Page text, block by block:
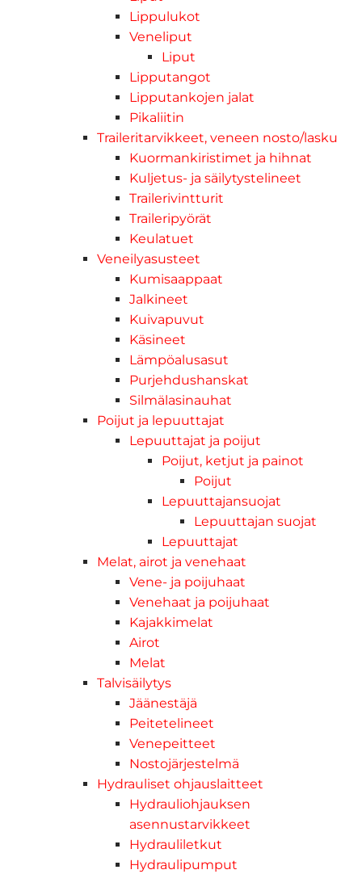
Lippulukot
Veneliput
Liput
Lipputangot
Lipputankojen jalat
Pikaliitin
Traileritarvikkeet, veneen nosto/lasku
Kuormankiristimet ja hihnat
Kuljetus- ja säilytystelineet
Trailerivintturit
Traileripyörät
Keulatuet
Veneilyasusteet
Kumisaappaat
Jalkineet
Kuivapuvut
Käsineet
Lämpöalusasut
Purjehdushanskat
Silmälasinauhat
Poijut ja lepuuttajat
Lepuuttajat ja poijut
Poijut, ketjut ja painot
Poijut
Lepuuttajansuojat
Lepuuttajan suojat
Lepuuttajat
Melat, airot ja venehaat
Vene- ja poijuhaat
Venehaat ja poijuhaat
Kajakkimelat
Airot
Melat
Talvisäilytys
Jäänestäjä
Peitetelineet
Venepeitteet
Nostojärjestelmä
Hydrauliset ohjauslaitteet
Hydrauliohjauksen
asennustarvikkeet
Hydrauliletkut
Hydraulipumput